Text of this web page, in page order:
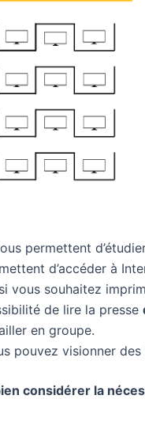
permettent
d’accéder à
vous souhaitez
de lire la presse
en groupe.
pouvez visionner
considérer la